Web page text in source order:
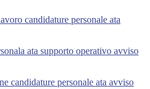
candidature personale ata
ata supporto operativo avviso
candidature personale ata avviso